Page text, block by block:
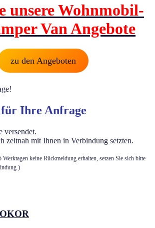
unsere Wohnmobil-
Van Angebote
zu den Angeboten
Ihre Anfrage
versendet.
zeitnah mit Ihnen in Verbindung setzten.
keine Rückmeldung erhalten, setzen Sie sich bitte
)